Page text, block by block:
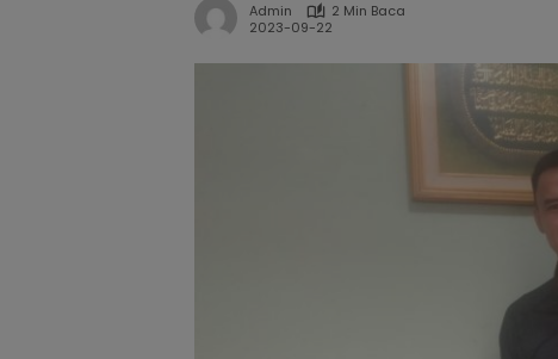
Admin
2 Min Baca
2023-09-22